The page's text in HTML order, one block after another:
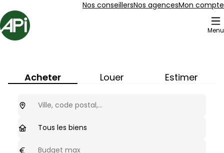
Nos conseillersNos agencesMon compte
Accueil
Menu
Acheter Louer Estimer
Tous les biens